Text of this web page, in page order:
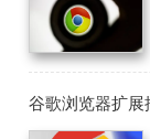
谷歌浏览器扩